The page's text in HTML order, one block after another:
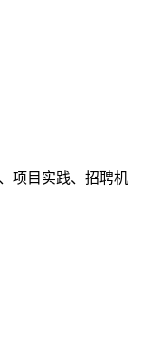
项目实践、招聘机